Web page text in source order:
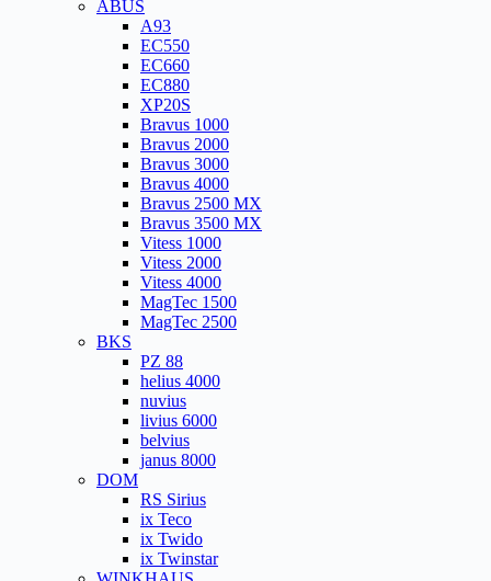
ABUS
A93
EC550
EC660
EC880
XP20S
Bravus 1000
Bravus 2000
Bravus 3000
Bravus 4000
Bravus 2500 MX
Bravus 3500 MX
Vitess 1000
Vitess 2000
Vitess 4000
MagTec 1500
MagTec 2500
BKS
PZ 88
helius 4000
nuvius
livius 6000
belvius
janus 8000
DOM
RS Sirius
ix Teco
ix Twido
ix Twinstar